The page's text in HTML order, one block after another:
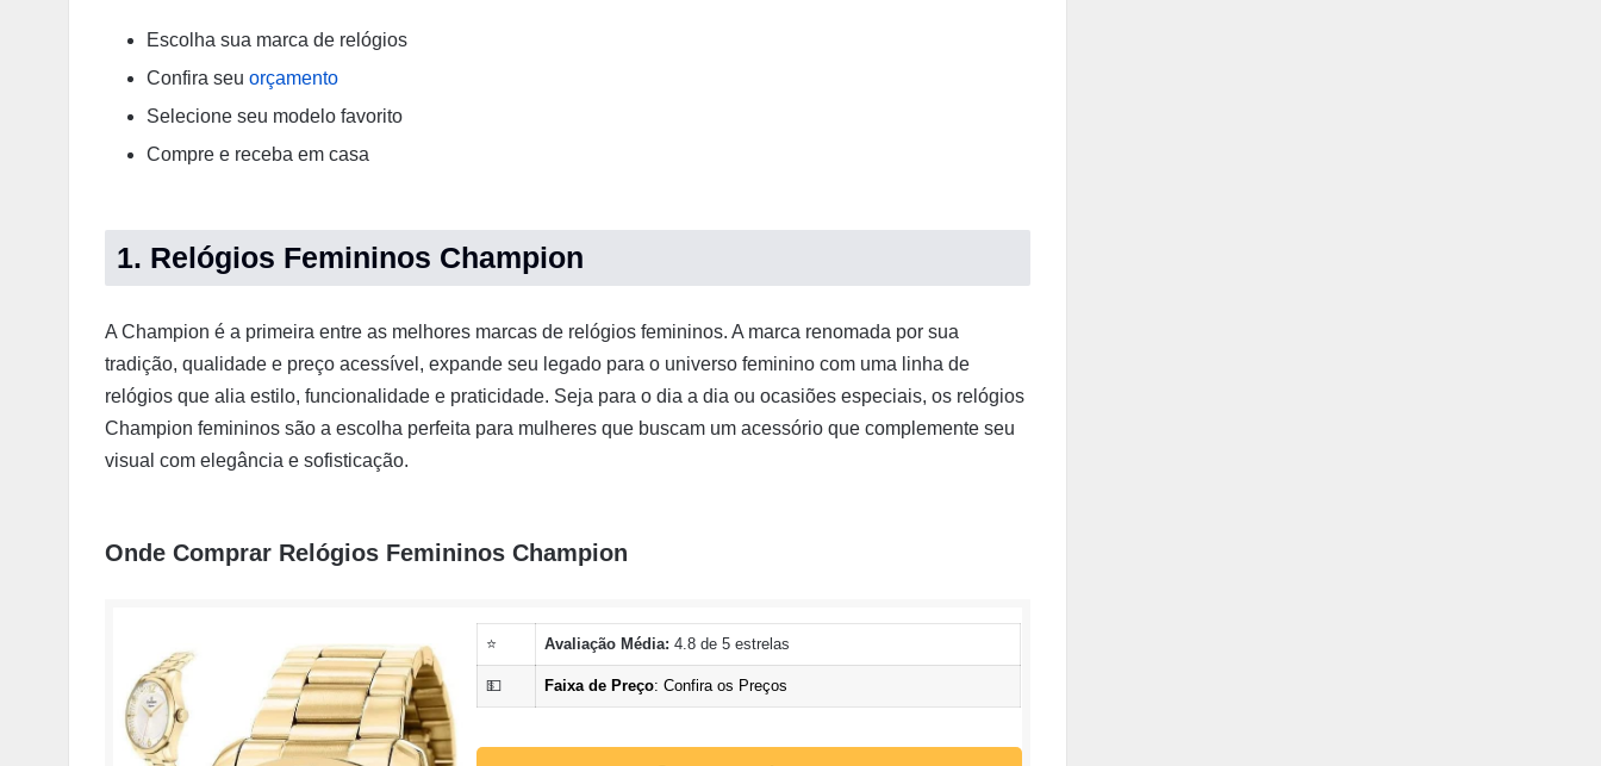
Escolha sua marca de relógios
Confira seu orçamento
Selecione seu modelo favorito
Compre e receba em casa
1. Relógios Femininos Champion
A Champion é a primeira entre as melhores marcas de relógios femininos. A marca renomada por sua
tradição, qualidade e preço acessível, expande seu legado para o universo feminino com uma linha de
relógios que alia estilo, funcionalidade e praticidade. Seja para o dia a dia ou ocasiões especiais, os relógios
Champion femininos são a escolha perfeita para mulheres que buscam um acessório que complemente seu
visual com elegância e sofisticação.
Onde Comprar Relógios Femininos Champion
⭐ Avaliação Média: 4.8 de 5 estrelas
💵 Faixa de Preço: Confira os Preços